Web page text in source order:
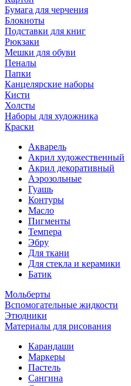
Бумага для черчения
Блокноты
Подставки для книг
Рюкзаки
Мешки для обуви
Пеналы
Папки
Канцелярские наборы
Кисти
Холсты
Наборы для художника
Краски
Акварель
Акрил художественный
Акрил декоративный
Аэрозольные
Гуашь
Контуры
Масло
Пигменты
Темпера
Эбру
Для ткани
Для стекла и керамики
Батик
Мольберты
Вспомогательные жидкости
Этюдники
Материалы для рисования
Карандаши
Маркеры
Пастель
Сангина